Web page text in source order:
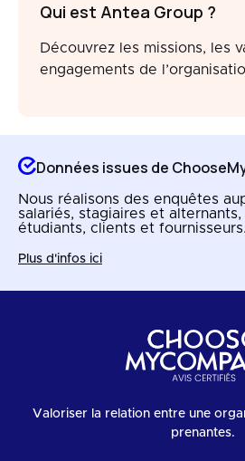
Qui est Antea Group ?
Découvrez les missions, les
engagements de
Données issues de
Nous réalisons des enquêtes
salariés, stagiaires et alternants,
étudiants, clients et fournisseurs.
Plus d'infos ici
Valoriser la relation entre une
prenantes.